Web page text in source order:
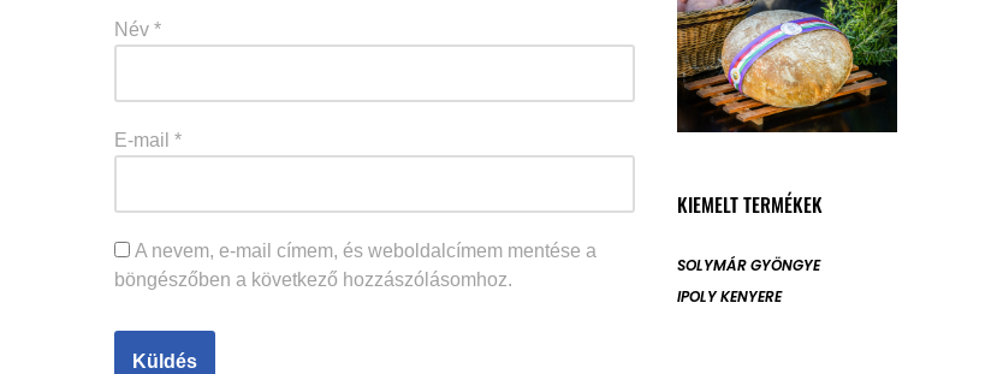
Név *
E-mail *
A nevem, e-mail címem, és weboldalcímem mentése a
böngészőben a következő hozzászólásomhoz.
KIEMELT TERMÉKEK
SOLYMÁR GYÖNGYE
IPOLY KENYERE